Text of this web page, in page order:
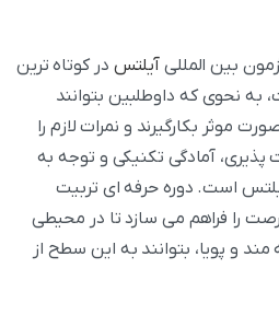
بین المللی آیلتس در کوتاه ترین
به نحوی که داوطلبین بتوانند
موثر بکارگیرند و نمرات لازم را
آمادگی تکنیکی و توجه به
است. دوره حرفه ای تربیت
را فراهم می سازد تا در محیطی
و پویا، بتوانند به این سطح از